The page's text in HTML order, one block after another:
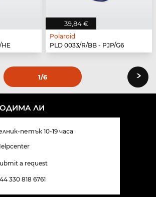
HE
39,84 €
Polaroid
PLD 0033/R/BB - PJP/G6
1/6 ›
ЛИ
петък 10-19 часа
a request
330 818 6761